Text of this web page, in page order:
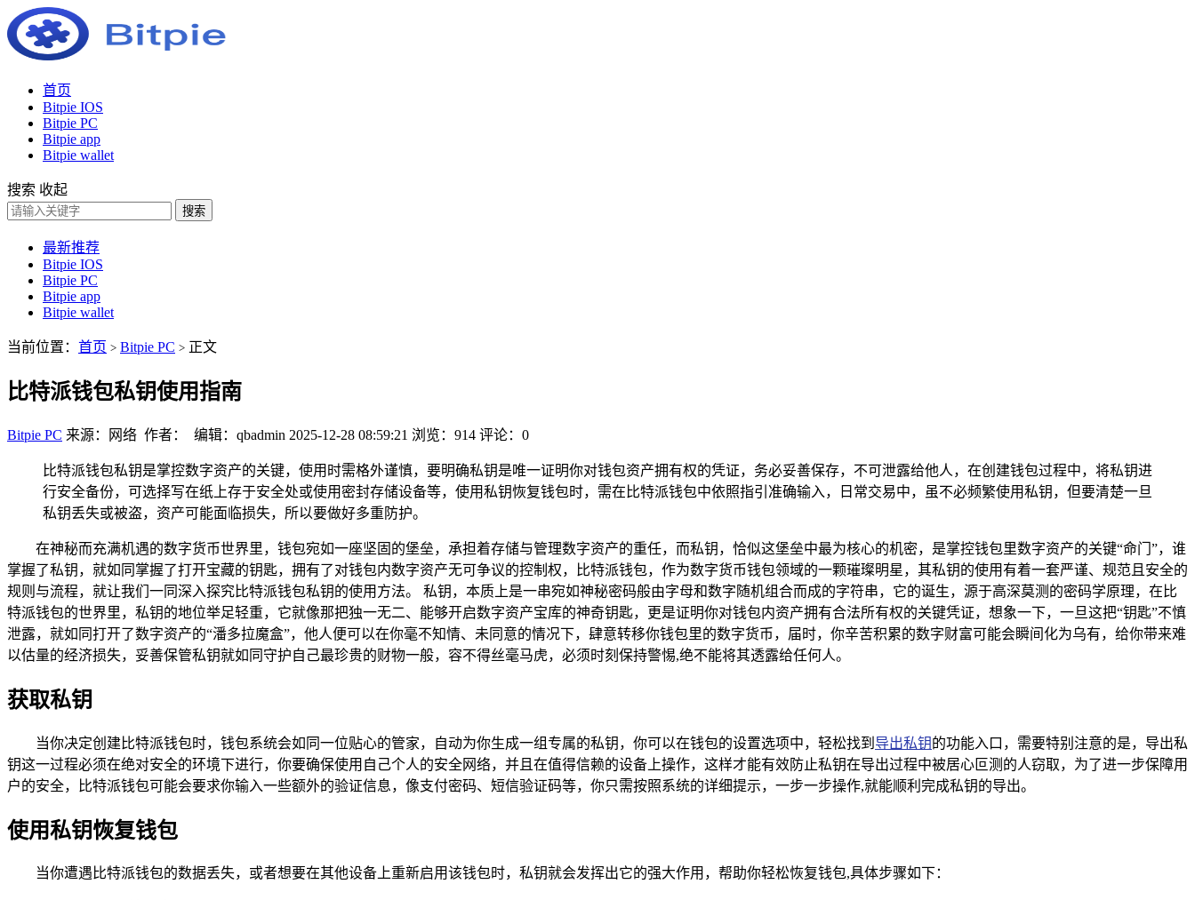
首页
Bitpie IOS
Bitpie PC
Bitpie app
Bitpie wallet
搜索 收起
搜索
最新推荐
Bitpie IOS
Bitpie PC
Bitpie app
Bitpie wallet
当前位置： 首页 > Bitpie PC > 正文
比特派钱包私钥使用指南
Bitpie PC 来源：网络 作者： 编辑：qbadmin 2025-12-28 08:59:21 浏览：914 评论：0
比特派钱包私钥是掌控数字资产的关键，使用时需格外谨慎，要明确私钥是唯一证明你对钱包资产拥有权的凭证，务必妥善保存，不可泄露给他人，在创建钱包过程中，将私钥进
行安全备份，可选择写在纸上存于安全处或使用密封存储设备等，使用私钥恢复钱包时，需在比特派钱包中依照指引准确输入，日常交易中，虽不必频繁使用私钥，但要清楚一旦
私钥丢失或被盗，资产可能面临损失，所以要做好多重防护。
在神秘而充满机遇的数字货币世界里，钱包宛如一座坚固的堡垒，承担着存储与管理数字资产的重任，而私钥，恰似这堡垒中最为核心的机密，是掌控钱包里数字资产的关键“命门”，谁
掌握了私钥，就如同掌握了打开宝藏的钥匙，拥有了对钱包内数字资产无可争议的控制权，比特派钱包，作为数字货币钱包领域的一颗璀璨明星，其私钥的使用有着一套严谨、规范且安全的
规则与流程，就让我们一同深入探究比特派钱包私钥的使用方法。 私钥，本质上是一串宛如神秘密码般由字母和数字随机组合而成的字符串，它的诞生，源于高深莫测的密码学原理，在比
特派钱包的世界里，私钥的地位举足轻重，它就像那把独一无二、能够开启数字资产宝库的神奇钥匙，更是证明你对钱包内资产拥有合法所有权的关键凭证，想象一下，一旦这把“钥匙”不慎
泄露，就如同打开了数字资产的“潘多拉魔盒”，他人便可以在你毫不知情、未同意的情况下，肆意转移你钱包里的数字货币，届时，你辛苦积累的数字财富可能会瞬间化为乌有，给你带来难
以估量的经济损失，妥善保管私钥就如同守护自己最珍贵的财物一般，容不得丝毫马虎，必须时刻保持警惕,绝不能将其透露给任何人。
获取私钥
当你决定创建比特派钱包时，钱包系统会如同一位贴心的管家，自动为你生成一组专属的私钥，你可以在钱包的设置选项中，轻松找到 导出私钥的功能入口，需要特别注意的是，导出私
钥这一过程必须在绝对安全的环境下进行，你要确保使用自己个人的安全网络，并且在值得信赖的设备上操作，这样才能有效防止私钥在导出过程中被居心叵测的人窃取，为了进一步保障用
户的安全，比特派钱包可能会要求你输入一些额外的验证信息，像支付密码、短信验证码等，你只需按照系统的详细提示，一步一步操作,就能顺利完成私钥的导出。
使用私钥恢复钱包
当你遭遇比特派钱包的数据丢失，或者想要在其他设备上重新启用该钱包时，私钥就会发挥出它的强大作用，帮助你轻松恢复钱包,具体步骤如下：